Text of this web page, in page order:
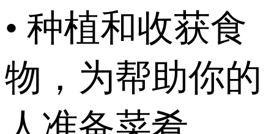
• 种植和收获食
物，为帮助你的